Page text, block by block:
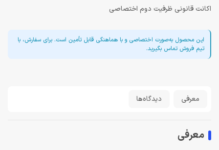
اكانت قانونى ظرفيت دوم اختصاصى
این محصول به‌صورت اختصاصی و با هماهنگی قابل تأمین است. برای سفارش، با
تیم فروش تماس بگیرید.
معرفی دیدگاه‌ها
معرفی